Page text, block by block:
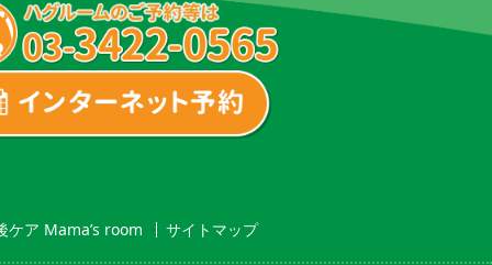
ケア Mama’s room サイトマップ